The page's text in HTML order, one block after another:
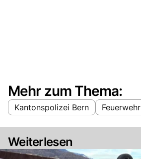
Mehr zum Thema:
Kantonspolizei Bern Feuerwehr
Weiterlesen